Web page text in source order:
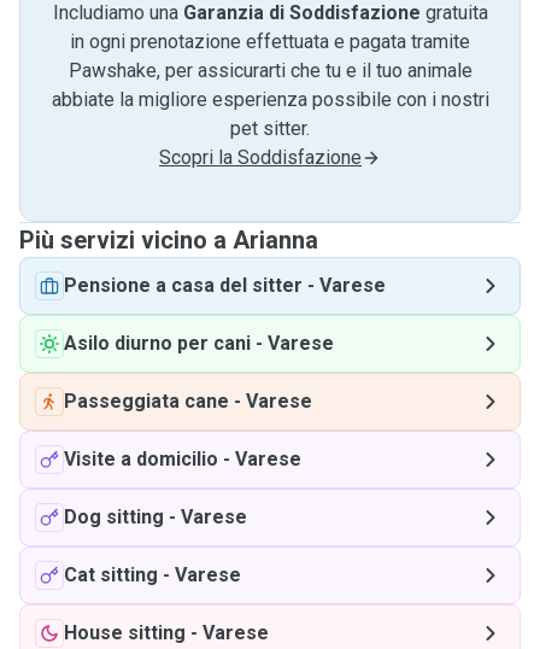
Includiamo una Garanzia di Soddisfazione gratuita
in ogni prenotazione effettuata e pagata tramite
Pawshake, per assicurarti che tu e il tuo animale
abbiate la migliore esperienza possibile con i nostri
pet sitter.
Scopri la Soddisfazione
Più servizi vicino a Arianna
Pensione a casa del sitter - Varese
Asilo diurno per cani - Varese
Passeggiata cane - Varese
Visite a domicilio - Varese
Dog sitting - Varese
Cat sitting - Varese
House sitting - Varese